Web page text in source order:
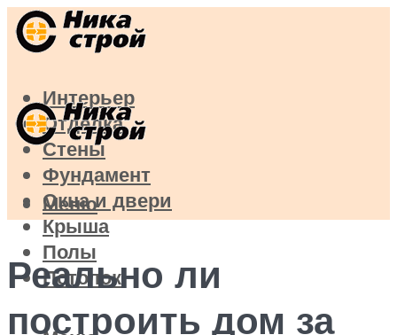
Интерьер
Отделка
Стены
Фундамент
Окна и двери
Крыша
Полы
Потолок
Меню
Реально ли
построить дом за